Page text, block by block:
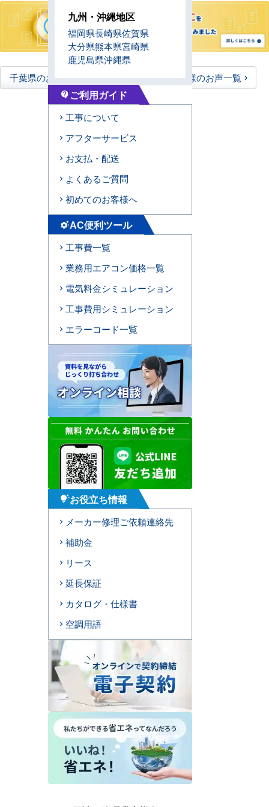
千葉県のお客様のお声一覧 全国のお客様のお声一覧
九州・沖縄地区
福岡県長崎県佐賀県
大分県熊本県宮崎県
鹿児島県沖縄県
contact_support ご利用ガイド
工事について
アフターサービス
お支払・配送
よくあるご質問
初めてのお客様へ
settings_suggestAC便利ツール
工事費一覧
業務用エアコン価格一覧
電気料金シミュレーション
工事費用シミュレーション
エラーコード一覧
tips_and_updatesお役立ち情報
メーカー修理ご依頼連絡先
補助金
リース
延長保証
カタログ・仕様書
空調用語